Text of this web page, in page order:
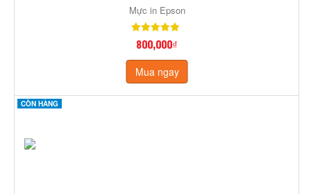
Mực in Epson
800,000₫
Mua ngay
CÒN HÀNG